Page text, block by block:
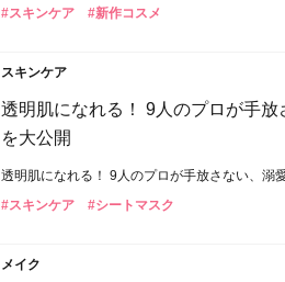
#スキンケア
#新作コスメ
スキンケア
透明肌になれる！ 9人のプロが手
を大公開
透明肌になれる！ 9人のプロが手放さない、溺
#スキンケア
#シートマスク
メイク